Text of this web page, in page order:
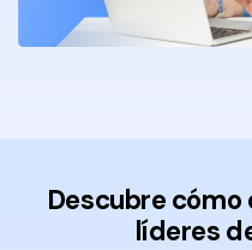
Descubre cómo
líderes